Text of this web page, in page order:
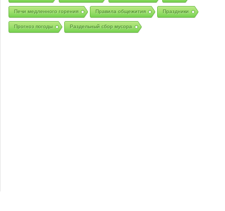
Печи медленного горения Правила общежития Праздники
Прогноз погоды Раздельный сбор мусора